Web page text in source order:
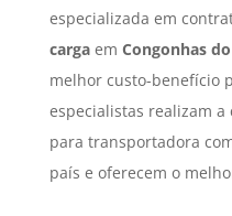
especializada em
cargaem Congonhas
melhor custo-benefício
especialistas realizam a
para transportadora
país e oferecem o